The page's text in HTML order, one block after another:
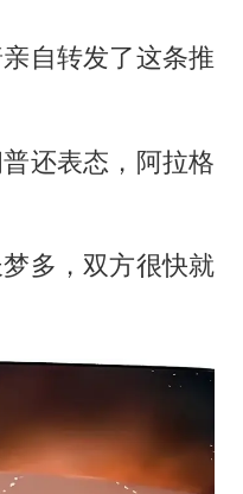
自转发了这条推
还表态，阿拉格
多，双方很快就